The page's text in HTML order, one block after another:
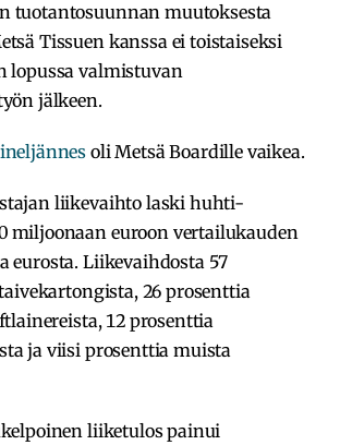
tuotantosuunnan muutoksesta
Tissuen kanssa ei toistaiseksi
lopussa valmistuvan
jälkeen.
oli Metsä Boardille vaikea.
liikevaihto laski huhti-
miljoonaan euroon vertailukauden
eurosta. Liikevaihdosta 57
26 prosenttia
12 prosenttia
ja viisi prosenttia muista
liiketulos painui